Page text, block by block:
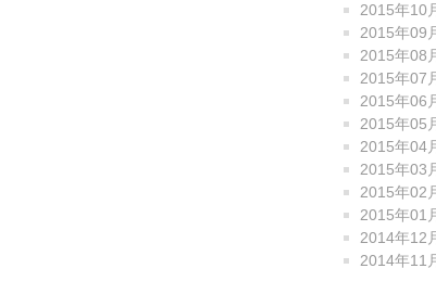
2015年10
2015年09
2015年08
2015年07
2015年06
2015年05
2015年04
2015年03
2015年02
2015年01
2014年12
2014年11